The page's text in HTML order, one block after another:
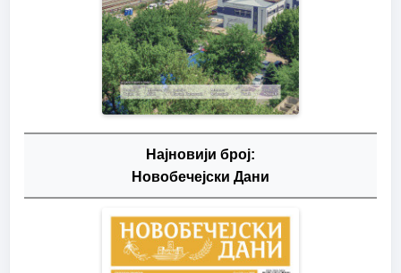
Најновији број:
Новобечејски Дани